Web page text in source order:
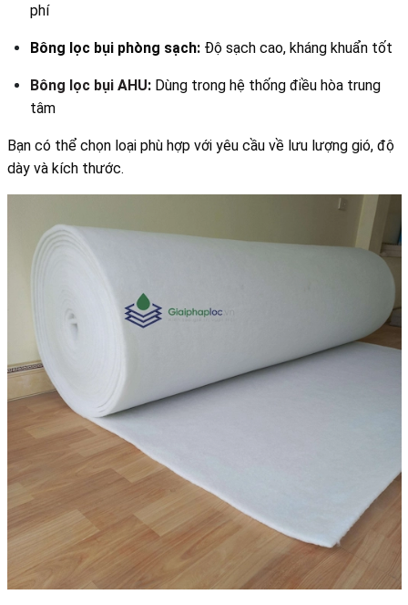
phí
Bông lọc bụi phòng sạch:Độ sạch cao, kháng khuẩn tốt
Bông lọc bụi AHU:Dùng trong hệ thống điều hòa trung
tâm
Bạn có thể chọn loại phù hợp với yêu cầu về lưu lượng gió, độ
dày và kích thước.